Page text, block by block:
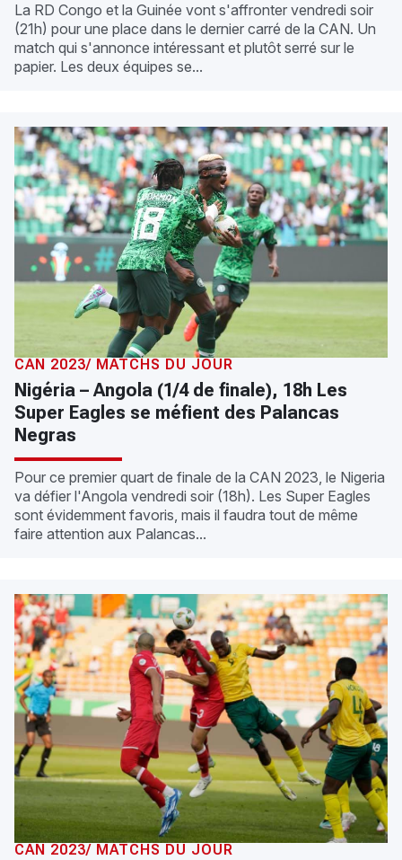
La RD Congo et la Guinée vont s'affronter vendredi soir
(21h) pour une place dans le dernier carré de la CAN. Un
match qui s'annonce intéressant et plutôt serré sur le
papier. Les deux équipes se...
CAN 2023/ MATCHS DU JOUR
Nigéria – Angola (1/4 de finale), 18h Les
Super Eagles se méfient des Palancas
Negras
Pour ce premier quart de finale de la CAN 2023, le Nigeria
va défier l'Angola vendredi soir (18h). Les Super Eagles
sont évidemment favoris, mais il faudra tout de même
faire attention aux Palancas...
CAN 2023/ MATCHS DU JOUR